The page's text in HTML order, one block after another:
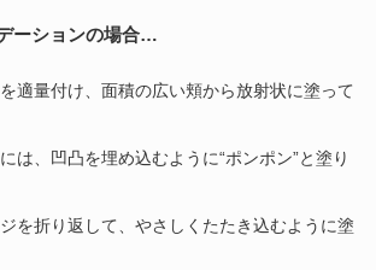
ーションの場合…
適量付け、面積の広い頬から放射状に塗って
は、凹凸を埋め込むように“ポンポン”と塗り
を折り返して、やさしくたたき込むように塗